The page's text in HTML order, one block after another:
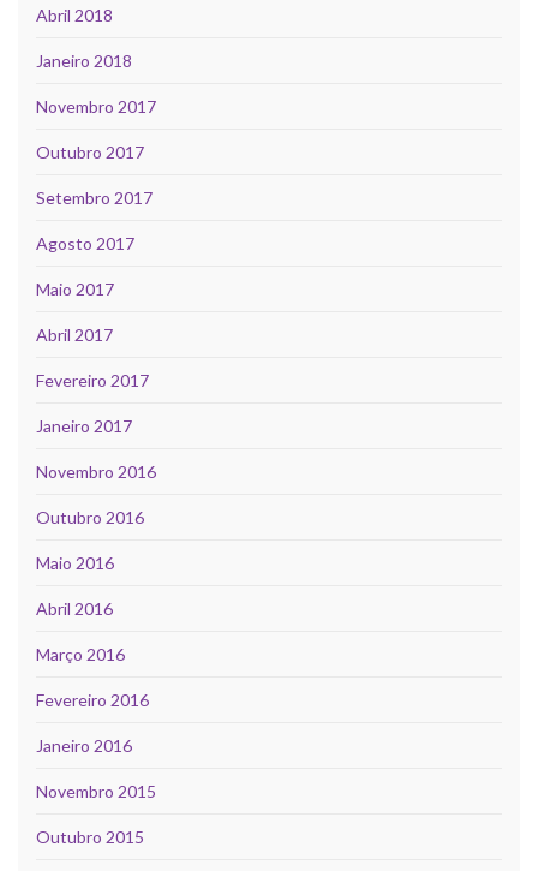
Abril 2018
Janeiro 2018
Novembro 2017
Outubro 2017
Setembro 2017
Agosto 2017
Maio 2017
Abril 2017
Fevereiro 2017
Janeiro 2017
Novembro 2016
Outubro 2016
Maio 2016
Abril 2016
Março 2016
Fevereiro 2016
Janeiro 2016
Novembro 2015
Outubro 2015